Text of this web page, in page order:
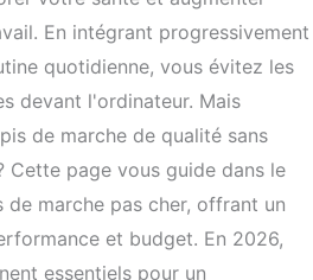
En intégrant progressivement
quotidienne, vous évitez les
devant l'ordinateur. Mais
de marche de qualité sans
page vous guide dans le
marche pas cher, offrant un
et budget. En 2026,
essentiels pour un